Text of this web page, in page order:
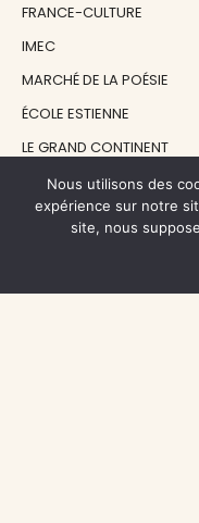
FRANCE-CULTURE
IMEC
MARCHÉ DE LA POÉSIE
ÉCOLE ESTIENNE
LE GRAND CONTINENT
DIACRITIK
EN ATTENDANT NADEAU
Nous utilisons des
expérience sur notre
site, nous